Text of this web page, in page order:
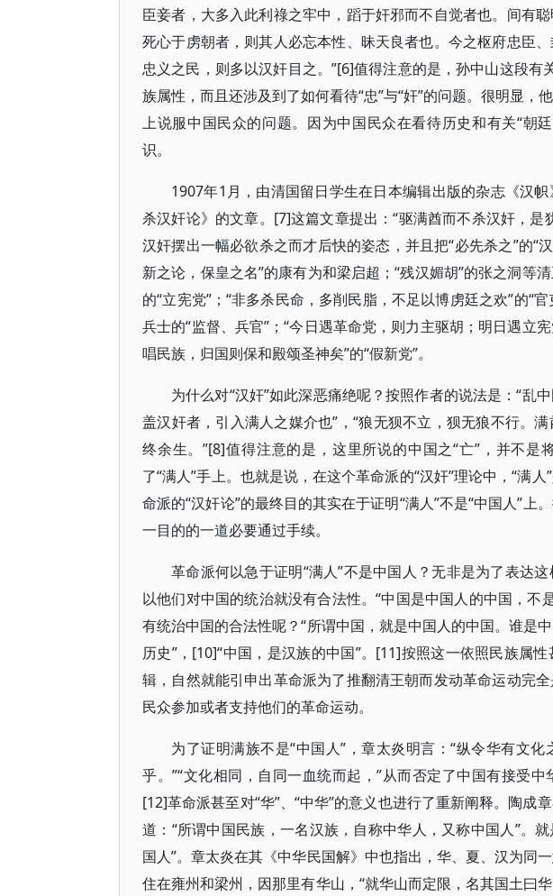
臣妾者，大多入此利祿之牢中，蹈于奸邪而不自觉者也。间有
死心于虏朝者，则其人必忘本性、昧天良者也。今之枢府忠臣
忠义之民，则多以汉奸目之。”[6]值得注意的是，孙中山这段有
族属性，而且还涉及到了如何看待“忠”与“奸”的问题。很明显，
上说服中国民众的问题。因为中国民众在看待历史和有关“朝
识。
1907年1月，由清国留日学生在日本编辑出版的杂志《汉
杀汉奸论》的文章。[7]这篇文章提出：“驱满酋而不杀汉奸，是
汉奸摆出一幅必欲杀之而才后快的姿态，并且把“必先杀之”的“
新之论，保皇之名”的康有为和梁启超；“残汉媚胡”的张之洞等
的“立宪党”；“非多杀民命，多削民脂，不足以博虏廷之欢”的“
兵士的“监督、兵官”；“今日遇革命党，则力主驱胡；明日遇立
唱民族，归国则保和殿颂圣神矣”的“假新党”。
为什么对“汉奸”如此深恶痛绝呢？按照作者的说法是：“乱
盖汉奸者，引入满人之媒介也”，“狼无狈不立，狈无狼不行。
终余生。”[8]值得注意的是，这里所说的中国之“亡”，并不是
了“满人”手上。也就是说，在这个革命派的“汉奸”理论中，“满
命派的“汉奸论”的最终目的其实在于证明“满人”不是“中国人”上
一目的的一道必要通过手续。
革命派何以急于证明“满人”不是中国人？无非是为了表达
以他们对中国的统治就没有合法性。“中国是中国人的中国，不
有统治中国的合法性呢？“所谓中国，就是中国人的中国。谁是
历史”，[10]“中国，是汉族的中国”。[11]按照这一依照民族属
辑，自然就能引申出革命派为了推翻清王朝而发动革命运动完
民众参加或者支持他们的革命运动。
为了证明满族不是“中国人”，章太炎明言：“纵令华有文
乎。”“文化相同，自同一血统而起，”从而否定了中国有接受中
[12]革命派甚至对“华”、“中华”的意义也进行了重新阐释。陶成
道：“所谓中国民族，一名汉族，自称中华人，又称中国人”。就
国人”。章太炎在其《中华民国解》中也指出，华、夏、汉为同
住在雍州和梁州，因那里有华山，“就华山而定限，名其国土曰